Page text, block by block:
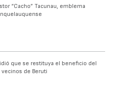
“Cacho” Tacunau, emblema
que se restituya el beneficio del
de Beruti